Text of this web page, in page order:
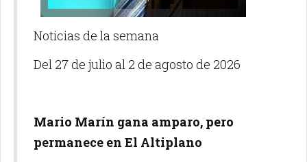
Noticias de la semana
Del 27 de julio al 2 de agosto de 2026
Mario Marín gana amparo, pero
permanece en El Altiplano